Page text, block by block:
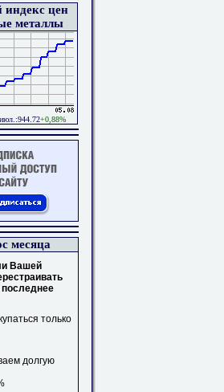
цен
металлы
+0,88%
месяца
Вашей
последнее
только
долгую